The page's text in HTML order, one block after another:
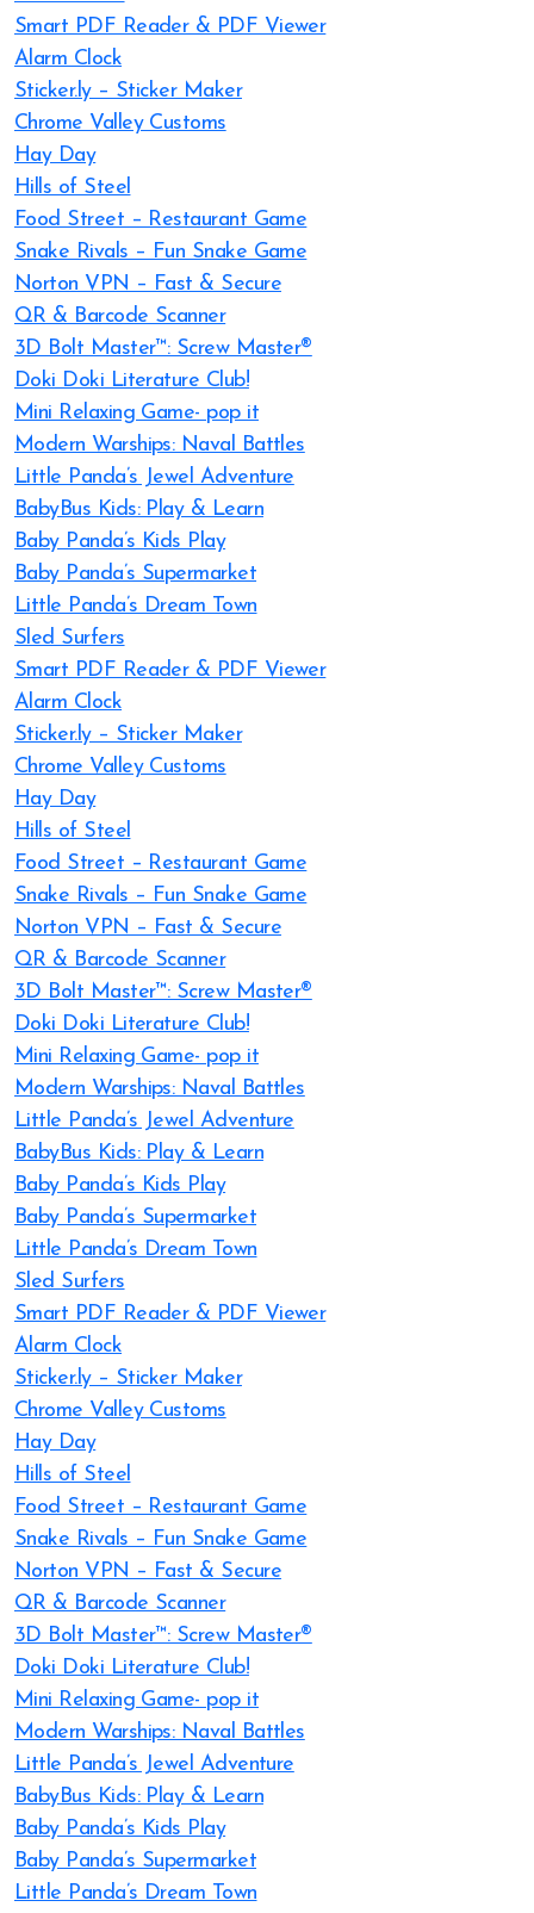
Smart PDF Reader & PDF Viewer
Alarm Clock
Sticker.ly – Sticker Maker
Chrome Valley Customs
Hay Day
Hills of Steel
Food Street – Restaurant Game
Snake Rivals – Fun Snake Game
Norton VPN – Fast & Secure
QR & Barcode Scanner
3D Bolt Master™: Screw Master®
Doki Doki Literature Club!
Mini Relaxing Game- pop it
Modern Warships: Naval Battles
Little Panda’s Jewel Adventure
BabyBus Kids: Play & Learn
Baby Panda’s Kids Play
Baby Panda’s Supermarket
Little Panda’s Dream Town
Sled Surfers
Smart PDF Reader & PDF Viewer
Alarm Clock
Sticker.ly – Sticker Maker
Chrome Valley Customs
Hay Day
Hills of Steel
Food Street – Restaurant Game
Snake Rivals – Fun Snake Game
Norton VPN – Fast & Secure
QR & Barcode Scanner
3D Bolt Master™: Screw Master®
Doki Doki Literature Club!
Mini Relaxing Game- pop it
Modern Warships: Naval Battles
Little Panda’s Jewel Adventure
BabyBus Kids: Play & Learn
Baby Panda’s Kids Play
Baby Panda’s Supermarket
Little Panda’s Dream Town
Sled Surfers
Smart PDF Reader & PDF Viewer
Alarm Clock
Sticker.ly – Sticker Maker
Chrome Valley Customs
Hay Day
Hills of Steel
Food Street – Restaurant Game
Snake Rivals – Fun Snake Game
Norton VPN – Fast & Secure
QR & Barcode Scanner
3D Bolt Master™: Screw Master®
Doki Doki Literature Club!
Mini Relaxing Game- pop it
Modern Warships: Naval Battles
Little Panda’s Jewel Adventure
BabyBus Kids: Play & Learn
Baby Panda’s Kids Play
Baby Panda’s Supermarket
Little Panda’s Dream Town